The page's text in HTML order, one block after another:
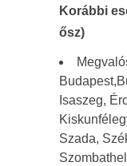
Korábbi
ősz)
Isaszeg,
Szada,